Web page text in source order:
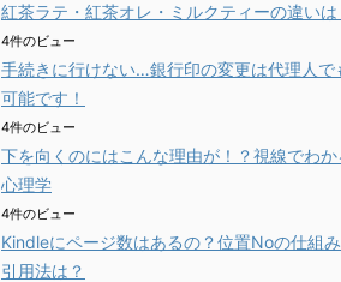
紅茶ラテ・紅茶オレ・ミルクティーの違いは
4件のビュー
手続きに行けない…銀行印の変更は代理人で
可能です！
4件のビュー
下を向くのにはこんな理由が！？視線でわか
心理学
4件のビュー
Kindleにページ数はあるの？位置Noの仕組み
引用法は？